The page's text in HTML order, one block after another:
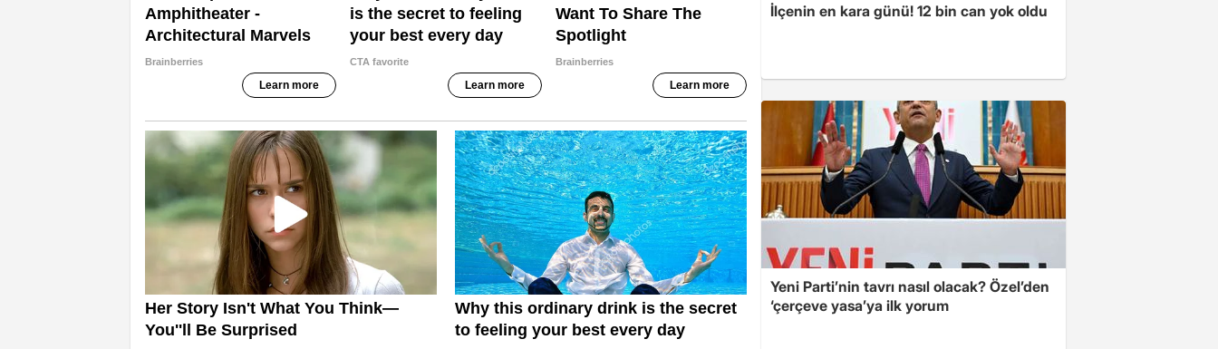
İlçenin en kara günü! 12 bin can yok oldu
Yeni Parti’nin tavrı nasıl olacak? Özel’den
‘çerçeve yasa’ya ilk yorum